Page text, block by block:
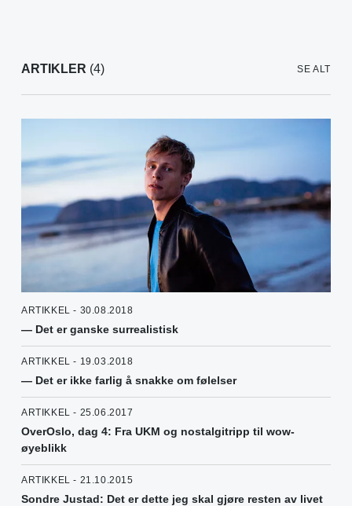
ARTIKLER (4) SE ALT
ARTIKKEL - 30.08.2018
— Det er ganske surrealistisk
ARTIKKEL - 19.03.2018
— Det er ikke farlig å snakke om følelser
ARTIKKEL - 25.06.2017
OverOslo, dag 4: Fra UKM og nostalgitripp til wow-
øyeblikk
ARTIKKEL - 21.10.2015
Sondre Justad: Det er dette jeg skal gjøre resten av livet